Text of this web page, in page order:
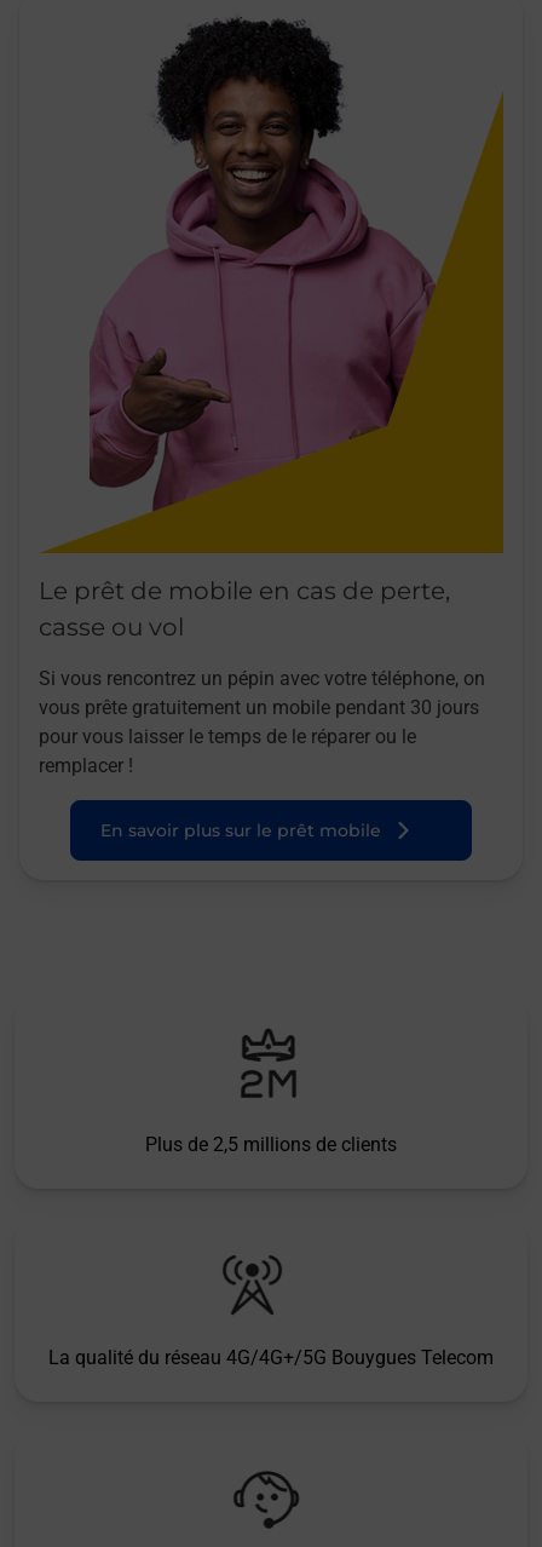
Le prêt de mobile en cas de perte,
casse ou vol
Si vous rencontrez un pépin avec votre téléphone, on
vous prête gratuitement un mobile pendant 30 jours
pour vous laisser le temps de le réparer ou le
remplacer !
En savoir plus sur le prêt mobile
Plus de 2,5 millions de clients
La qualité du réseau 4G/4G+/5G Bouygues Telecom